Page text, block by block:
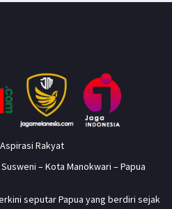
Rakyat
Susweni – Kota Manokwari – Papua
seputar Papua yang berdiri sejak